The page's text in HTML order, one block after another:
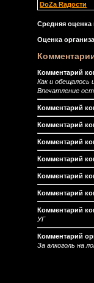
DoZa Raдости
Средняя оценка
Оценка
Комментарий
Как и обещалось
Впечатление
Комментарий
Комментарий
Комментарий
Комментарий
Комментарий
Комментарий
Комментарий
УГ
Комментарий
За алкоголь на